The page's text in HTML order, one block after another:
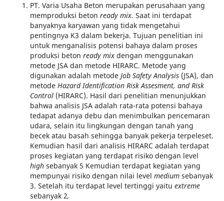
PT. Varia Usaha Beton merupakan perusahaan yang
memproduksi beton ready mix. Saat ini terdapat
banyaknya karyawan yang tidak mengetahui
pentingnya K3 dalam bekerja. Tujuan penelitian ini
untuk menganalisis potensi bahaya dalam proses
produksi beton ready mix dengan menggunakan
metode JSA dan metode HIRARC. Metode yang
digunakan adalah metode Job Safety Analysis (JSA), dan
metode Hazard Identification Risk Assesment, and Risk
Control (HIRARC). Hasil dari penelitian menunjukkan
bahwa analisis JSA adalah rata-rata potensi bahaya
tedapat adanya debu dan menimbulkan pencemaran
udara, selain itu lingkungan dengan tanah yang
becek atau basah sehingga banyak pekerja terpeleset.
Kemudian hasil dari analisis HIRARC adalah terdapat
proses kegiatan yang terdapat risiko dengan level
high sebanyak 5 Kemudian terdapat kegiatan yang
mempunyai risiko dengan nilai level medium sebanyak
3. Setelah itu terdapat level tertinggi yaitu extreme
sebanyak 2,